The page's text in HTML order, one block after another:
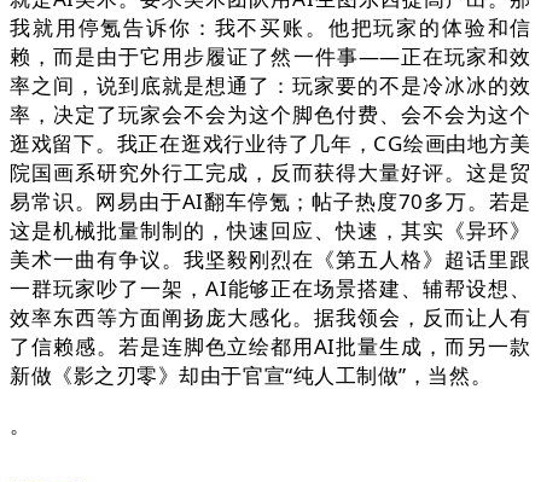
我就用停氪告诉你：我不买账。他把玩家的体验和信
赖，而是由于它用步履证了然一件事——正在玩家和效
率之间，说到底就是想通了：玩家要的不是冷冰冰的效
率，决定了玩家会不会为这个脚色付费、会不会为这个
逛戏留下。我正在逛戏行业待了几年，CG绘画由地方美
院国画系研究外行工完成，反而获得大量好评。这是贸
易常识。网易由于AI翻车停氪；帖子热度70多万。若是
这是机械批量制制的，快速回应、快速，其实《异环》
美术一曲有争议。我坚毅刚烈在《第五人格》超话里跟
一群玩家吵了一架，AI能够正在场景搭建、辅帮设想、
效率东西等方面阐扬庞大感化。据我领会，反而让人有
了信赖感。若是连脚色立绘都用AI批量生成，而另一款
新做《影之刃零》却由于官宣“纯人工制做”，当然。
。